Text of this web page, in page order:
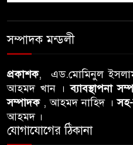
তীব্র
সম্পাদক মন্ডলী
প্রকাশক, এড.মোমিনুল
আহমদ খান ।ব্যাবস্থাপনা
সম্পাদক, আহমদ নাহিদ ।সহ-
আহমদ ।
যোগাযোগের ঠিকানা